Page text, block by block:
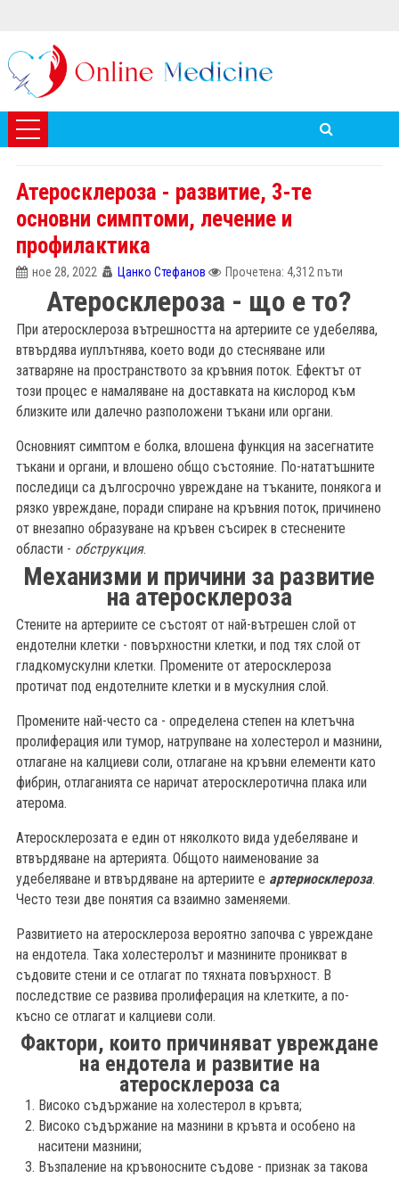
Атеросклероза - развитие, 3-те
основни симптоми, лечение и
профилактика
ное 28, 2022 Цанко Стефанов Прочетена: 4,312 пъти
Атеросклероза - що е то?
При атеросклероза вътрешността на артериите се удебелява,
втвърдява иуплътнява, което води до стесняване или
затваряне на пространството за кръвния поток. Ефектът от
този процес е намаляване на доставката на кислород към
близките или далечно разположени тъкани или органи.
Основният симптом е болка, влошена функция на засегнатите
тъкани и органи, и влошено общо състояние. По-нататъшните
последици са дългосрочно увреждане на тъканите, понякога и
рязко увреждане, поради спиране на кръвния поток, причинено
от внезапно образуване на кръвен съсирек в стеснените
области - обструкция.
Механизми и причини за развитие
на атеросклероза
Стените на артериите се състоят от най-вътрешен слой от
ендотелни клетки - повърхностни клетки, и под тях слой от
гладкомускулни клетки. Промените от атеросклероза
протичат под ендотелните клетки и в мускулния слой.
Промените най-често са - определена степен на клетъчна
пролиферация или тумор, натрупване на холестерол и мазнини,
отлагане на калциеви соли, отлагане на кръвни елементи като
фибрин, отлаганията се наричат ​​атеросклеротична плака или
атерома.
Атеросклерозата е един от няколкото вида удебеляване и
втвърдяване на артерията. Общото наименование за
удебеляване и втвърдяване на артериите е артериосклероза.
Често тези две понятия са взаимно заменяеми.
Развитието на атеросклероза вероятно започва с увреждане
на ендотела. Така холестеролът и мазнините проникват в
съдовите стени и се отлагат по тяхната повърхност. В
последствие се развива пролиферация на клетките, а по-
късно се отлагат и калциеви соли.
Фактори, които причиняват увреждане
на ендотела и развитие на
атеросклероза са
Високо съдържание на холестерол в кръвта;
Високо съдържание на мазнини в кръвта и особено на
наситени мазнини;
Възпаление на кръвоносните съдове - признак за такова